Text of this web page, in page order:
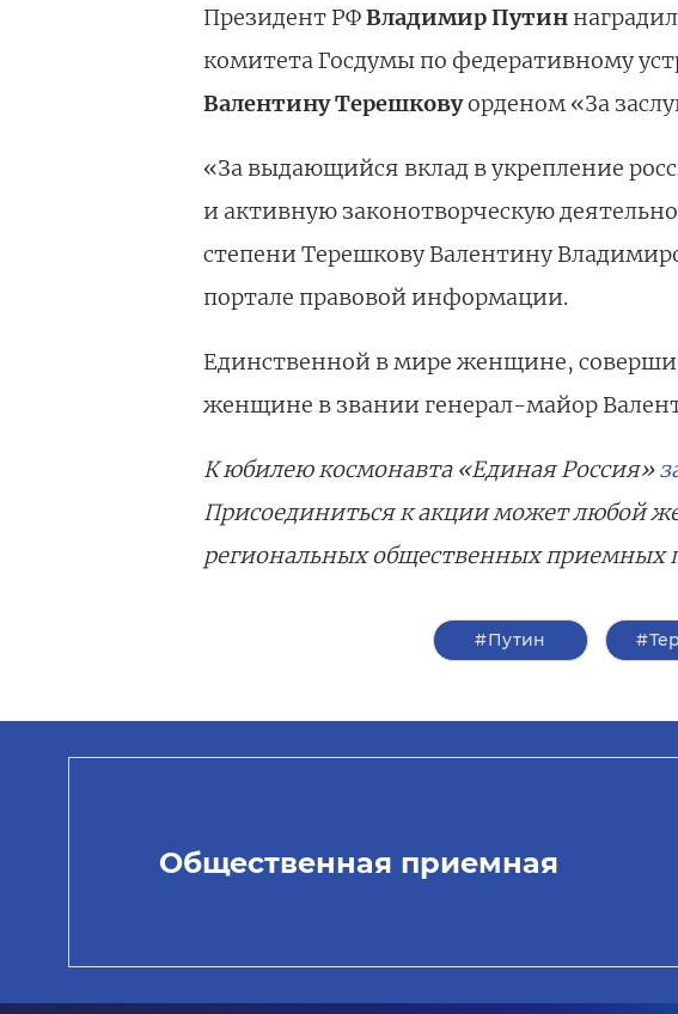
Президент РФВладимир Путин
комитета Госдумы по федеративному
Валентину Терешковуорденом «За
«За выдающийся вклад в укрепление
и активную законотворческую
степени Терешкову Валентину
портале правовой информации.
Единственной в мире женщине,
женщине в звании генерал-майор
К юбилею космонавта «Единая Россия»
Присоединиться к акции может любой
региональных общественных приемных
#Путин
Общественная приемная